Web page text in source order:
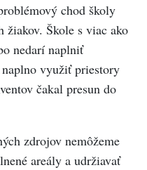
chod školy
žiakov. Škole s viac ako
nedarí naplniť
využiť priestory
čakal presun do
zdrojov nemôžeme
areály a udržiavať